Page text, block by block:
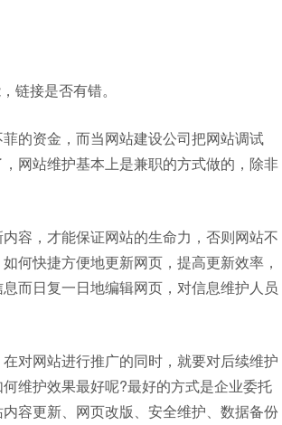
链接是否有错。
的资金，而当网站建设公司把网站调试
网站维护基本上是兼职的方式做的，除非
容，才能保证网站的生命力，否则网站不
何快捷方便地更新网页，提高更新效率，
而日复一日地编辑网页，对信息维护人员
对网站进行推广的同时，就要对后续维护
维护效果最好呢?最好的方式是企业委托
容更新、网页改版、安全维护、数据备份